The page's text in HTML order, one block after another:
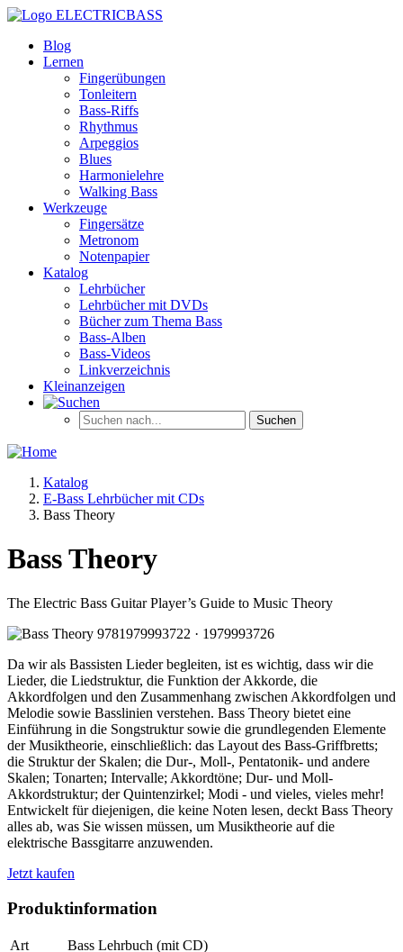
ELECTRICBASS
Blog
Lernen
Fingerübungen
Tonleitern
Bass-Riffs
Rhythmus
Arpeggios
Blues
Harmonielehre
Walking Bass
Werkzeuge
Fingersätze
Metronom
Notenpapier
Katalog
Lehrbücher
Lehrbücher mit DVDs
Bücher zum Thema Bass
Bass-Alben
Bass-Videos
Linkverzeichnis
Kleinanzeigen
Katalog
E-Bass Lehrbücher mit CDs
Bass Theory
Bass Theory
The Electric Bass Guitar Player’s Guide to Music Theory
Da wir als Bassisten Lieder begleiten, ist es wichtig, dass wir die
Lieder, die Liedstruktur, die Funktion der Akkorde, die
Akkordfolgen und den Zusammenhang zwischen Akkordfolgen und
Melodie sowie Basslinien verstehen. Bass Theory bietet eine
Einführung in die Songstruktur sowie die grundlegenden Elemente
der Musiktheorie, einschließlich: das Layout des Bass-Griffbretts;
die Struktur der Skalen; die Dur-, Moll-, Pentatonik- und andere
Skalen; Tonarten; Intervalle; Akkordtöne; Dur- und Moll-
Akkordstruktur; der Quintenzirkel; Modi - und vieles, vieles mehr!
Entwickelt für diejenigen, die keine Noten lesen, deckt Bass Theory
alles ab, was Sie wissen müssen, um Musiktheorie auf die
elektrische Bassgitarre anzuwenden.
Jetzt kaufen
Produktinformation
Art
Bass Lehrbuch (mit CD)